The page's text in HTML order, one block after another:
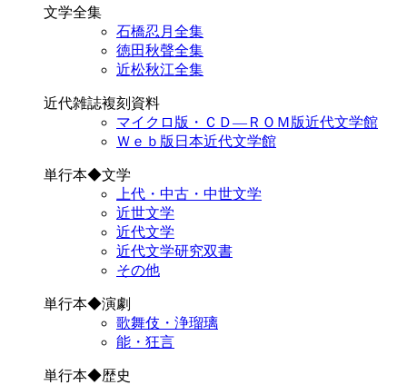
文学全集
石橋忍月全集
徳田秋聲全集
近松秋江全集
近代雑誌複刻資料
マイクロ版・ＣＤ―ＲＯＭ版近代文学館
Ｗｅｂ版日本近代文学館
単行本◆文学
上代・中古・中世文学
近世文学
近代文学
近代文学研究双書
その他
単行本◆演劇
歌舞伎・浄瑠璃
能・狂言
単行本◆歴史